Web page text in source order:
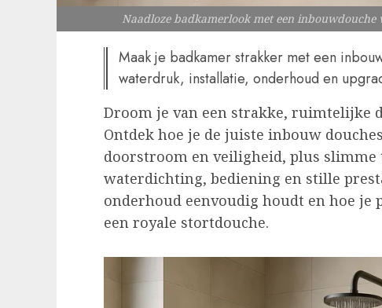
Naadloze badkamerlook met een
Maak je badkamer strakker met een
waterdruk, installatie, onderhoud en
Droom je van een strakke, ruimtelijke
Ontdek hoe je de juiste inbouw
doorstroom en veiligheid, plus
waterdichting, bediening en stille
onderhoud eenvoudig houdt en hoe
een royale stortdouche.